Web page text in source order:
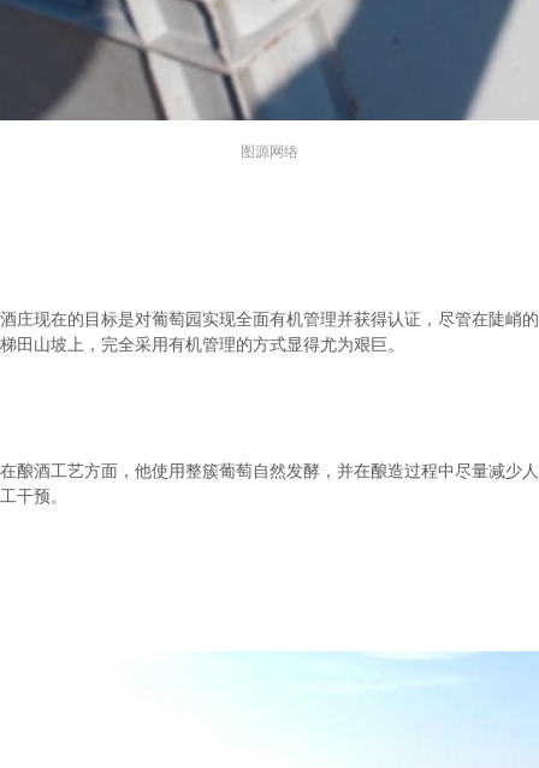
图源网络
酒庄现在的目标是对葡萄园实现全面有机管理并获得认证，尽管在陡峭的
梯田山坡上，完全采用有机管理的方式显得尤为艰巨。
在酿酒工艺方面，他使用整簇葡萄自然发酵，并在酿造过程中尽量减少人
工干预。